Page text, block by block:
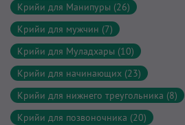
Крийи для Манипуры (26)
Крийи для мужчин (7)
Крийи для Муладхары (10)
Крийи для начинающих (23)
Крийи для нижнего треугольника (8)
Крийи для позвоночника (20)